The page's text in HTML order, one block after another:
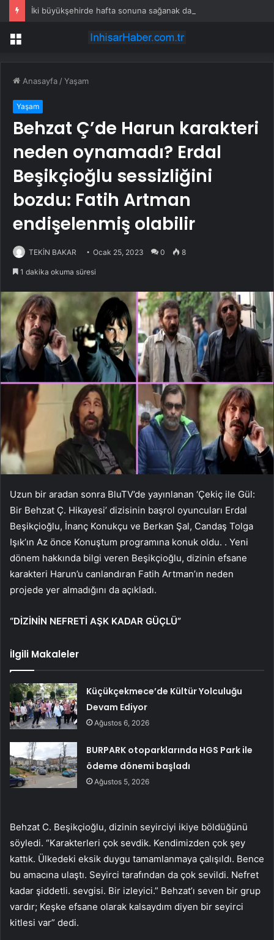
Menü
Anasayfa /Yaşam
Yaşam
Behzat Ç’de Harun karakteri
neden oynamadı? Erdal
Beşikçioğlu sessizliğini
bozdu: Fatih Artman
endişelenmiş olabilir
TEKİN BAKAR Ocak 25, 2023 0 8
1 dakika okuma süresi
Uzun bir aradan sonra BluTV’de yayınlanan ‘Çekiç ile Gül:
Bir Behzat Ç. Hikayesi’ dizisinin başrol oyuncuları Erdal
Beşikçioğlu, İnanç Konukçu ve Berkan Şal, Candaş Tolga
Işık’ın Az önce Konuştum programına konuk oldu. . Yeni
dönem hakkında bilgi veren Beşikçioğlu, dizinin efsane
karakteri Harun’u canlandıran Fatih Artman’ın neden
projede yer almadığını da açıkladı.
“DİZİNİN NEFRETİ AŞK KADAR GÜÇLÜ”
İlgili Makaleler
Küçükçekmece’de Kültür Yolculuğu
Devam Ediyor
Ağustos 6, 2026
BURPARK otoparklarında HGS Park ile
ödeme dönemi başladı
Ağustos 5, 2026
Behzat C. Beşikçioğlu, dizinin seyirciyi ikiye böldüğünü
söyledi. “Karakterleri çok sevdik. Kendimizden çok şey
kattık. Ülkedeki eksik duygu tamamlanmaya çalışıldı. Bence
bu amacına ulaştı. Seyirci tarafından da çok sevildi. Nefret
kadar şiddetli. sevgisi. Bir izleyici.” Behzat’ı seven bir grup
vardır; Keşke efsane olarak kalsaydım diyen bir seyirci
kitlesi var” dedi.